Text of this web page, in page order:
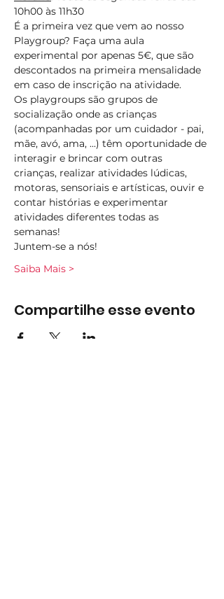
10h00 às 11h30
É a primeira vez que vem ao nosso
Playgroup? Faça uma aula
experimental por apenas 5€, que são
descontados na primeira mensalidade
em caso de inscrição na atividade.
Os playgroups são grupos de
socialização onde as crianças
(acompanhadas por um cuidador - pai,
mãe, avó, ama, ...) têm oportunidade de
interagir e brincar com outras
crianças, realizar atividades lúdicas,
motoras, sensoriais e artísticas, ouvir e
contar histórias e experimentar
atividades diferentes todas as
semanas!
Juntem-se a nós!
Saiba Mais >
Compartilhe esse evento